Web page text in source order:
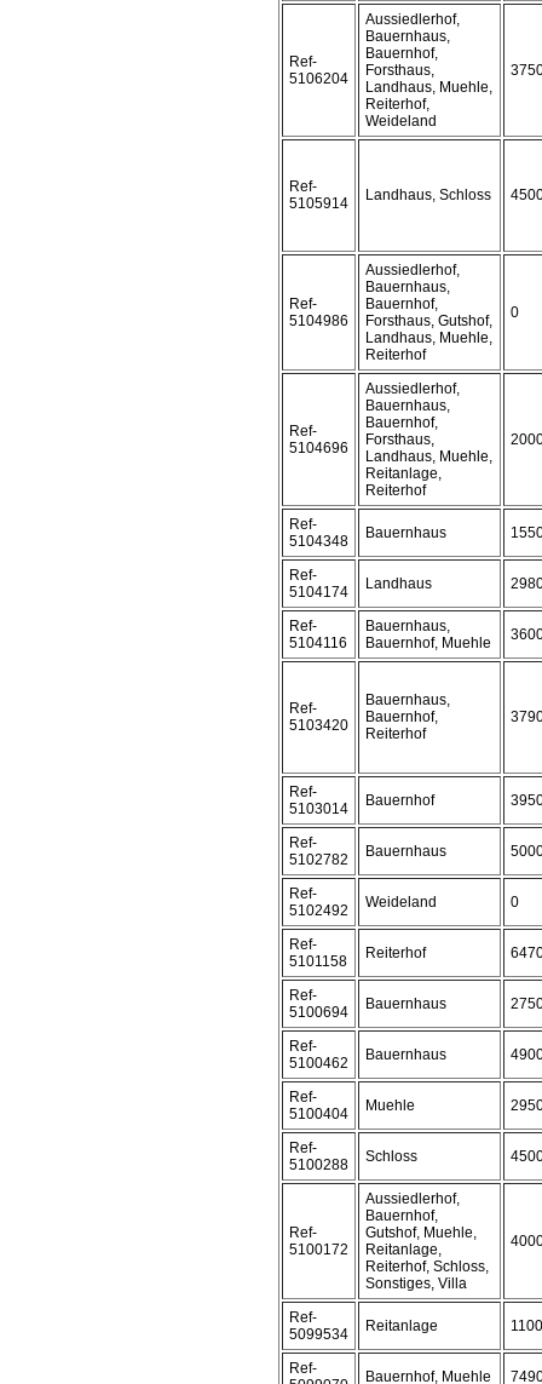
Ref-
5106204
Aussiedlerhof,
Bauernhaus,
Bauernhof,
Forsthaus,
Landhaus, Muehle,
Reiterhof,
Weideland
Ref-
5105914
Landhaus, Schloss
Ref-
5104986
Aussiedlerhof,
Bauernhaus,
Bauernhof,
Forsthaus, Gutshof,
Landhaus, Muehle,
Reiterhof
0
Ref-
5104696
Aussiedlerhof,
Bauernhaus,
Bauernhof,
Forsthaus,
Landhaus, Muehle,
Reitanlage,
Reiterhof
Ref-
5104348
Bauernhaus
Ref-
5104174
Landhaus
Ref-
5104116
Bauernhaus,
Bauernhof, Muehle
Ref-
5103420
Bauernhaus,
Bauernhof,
Reiterhof
Ref-
5103014
Bauernhof
Ref-
5102782
Bauernhaus
Ref-
5102492
Weideland 0
Ref-
5101158
Reiterhof
Ref-
5100694
Bauernhaus
Ref-
5100462
Bauernhaus
Ref-
5100404
Muehle
Ref-
5100288
Schloss
Ref-
5100172
Aussiedlerhof,
Bauernhof,
Gutshof, Muehle,
Reitanlage,
Reiterhof, Schloss,
Sonstiges, Villa
Ref-
5099534
Reitanlage
Ref-
Bauernhof, Muehle